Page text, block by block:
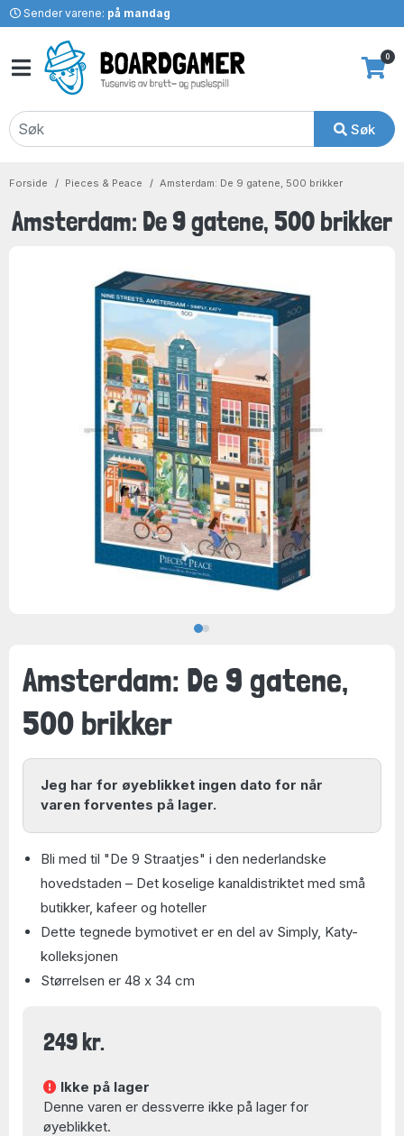
Sender varene: på mandag
Søk
0
Forside Pieces & Peace Amsterdam: De 9 gatene, 500 brikker
Amsterdam: De 9 gatene, 500 brikker
Amsterdam: De 9 gatene,
500 brikker
Jeg har for øyeblikket ingen dato for når
varen forventes på lager.
Bli med til "De 9 Straatjes" i den nederlandske
hovedstaden – Det koselige kanaldistriktet med små
butikker, kafeer og hoteller
Dette tegnede bymotivet er en del av Simply, Katy-
kolleksjonen
Størrelsen er 48 x 34 cm
249 kr.
Ikke på lager
Denne varen er dessverre ikke på lager for
øyeblikket.